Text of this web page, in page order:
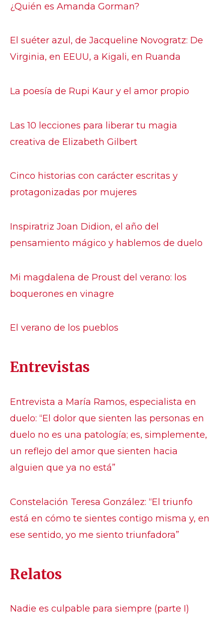
¿Quién es Amanda Gorman?
El suéter azul, de Jacqueline Novogratz: De
Virginia, en EEUU, a Kigali, en Ruanda
La poesía de Rupi Kaur y el amor propio
Las 10 lecciones para liberar tu magia
creativa de Elizabeth Gilbert
Cinco historias con carácter escritas y
protagonizadas por mujeres
Inspiratriz Joan Didion, el año del
pensamiento mágico y hablemos de duelo
Mi magdalena de Proust del verano: los
boquerones en vinagre
El verano de los pueblos
Entrevistas
Entrevista a María Ramos, especialista en
duelo: “El dolor que sienten las personas en
duelo no es una patología; es, simplemente,
un reflejo del amor que sienten hacia
alguien que ya no está”
Constelación Teresa González: “El triunfo
está en cómo te sientes contigo misma y, en
ese sentido, yo me siento triunfadora”
Relatos
Nadie es culpable para siempre (parte I)